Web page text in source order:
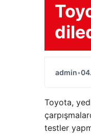
admin•
Toyota,
testler